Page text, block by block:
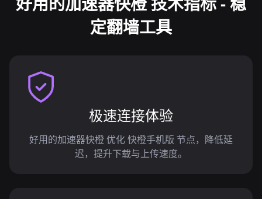
定翻墙工具
极速连接体验
好用的加速器快橙 优化 快橙手机版 节点，降低延
迟，提升下载与上传速度。